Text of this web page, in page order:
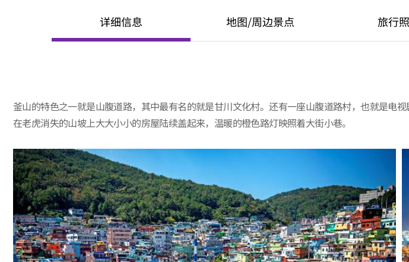
详细信息 地图/周边景点 旅行
釜山的特色之一就是山腹道路，其中最有名的就是甘川文化村。还有一座山腹道路村，也就是
在老虎消失的山坡上大大小小的房屋陆续盖起来，温暖的橙色路灯映照着大街小巷。